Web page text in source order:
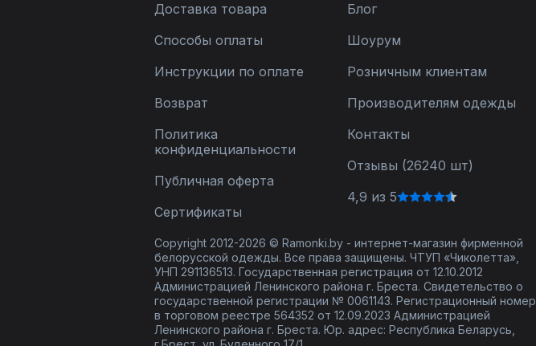
Доставка товара
Способы оплаты
Инструкции по оплате
Возврат
Политика
конфиденциальности
Публичная оферта
Сертификаты
Блог
Шоурум
Розничным клиентам
Производителям одежды
Контакты
Отзывы (26240 шт)
4,9 из 5
Copyright 2012-2026 © Ramonki.by - интернет-магазин фирменной
белорусской одежды. Все права защищены. ЧТУП «Чиколетта»,
УНП 291136513. Государственная регистрация от 12.10.2012
Администрацией Ленинского района г. Бреста. Свидетельство о
государственной регистрации № 0061143. Регистрационный номер
в торговом реестре 564352 от 12.09.2023 Администрацией
Ленинского района г. Бреста. Юр. адрес: Республика Беларусь,